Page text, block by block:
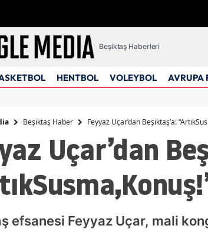
Beşiktaş Haberleri
HENTBOL VOLEYBOL AVRUPA
Beşiktaş Haber Feyyaz Uçar’dan Beşiktaş’a:
Uçar’dan
efsanesi Feyyaz Uçar, mali